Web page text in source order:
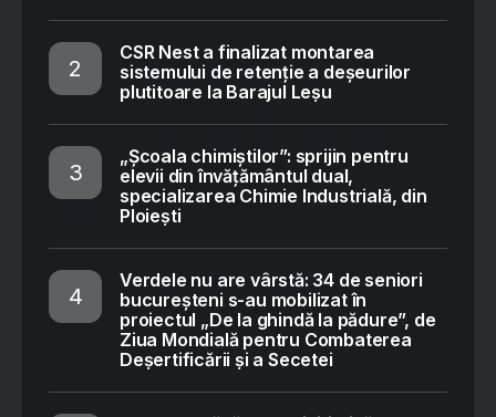
CSR Nest a finalizat montarea
sistemului de retenție a deșeurilor
plutitoare la Barajul Leșu
„Școala chimiștilor”: sprijin pentru
elevii din învățământul dual,
specializarea Chimie Industrială, din
Ploiești
Verdele nu are vârstă: 34 de seniori
bucureșteni s-au mobilizat în
proiectul „De la ghindă la pădure”, de
Ziua Mondială pentru Combaterea
Deșertificării și a Secetei